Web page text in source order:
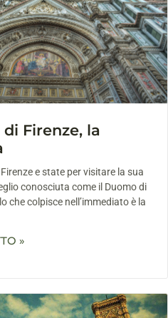
Firenze, la
e state per visitare la sua
conosciuta come il Duomo di
che colpisce nell’immediato è la
»